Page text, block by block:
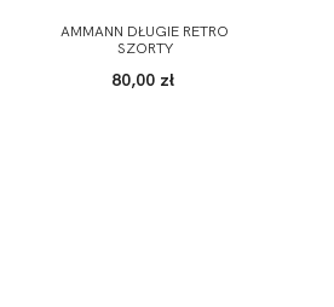
AMMANN DŁUGIE RETRO
SZORTY
80,00 zł